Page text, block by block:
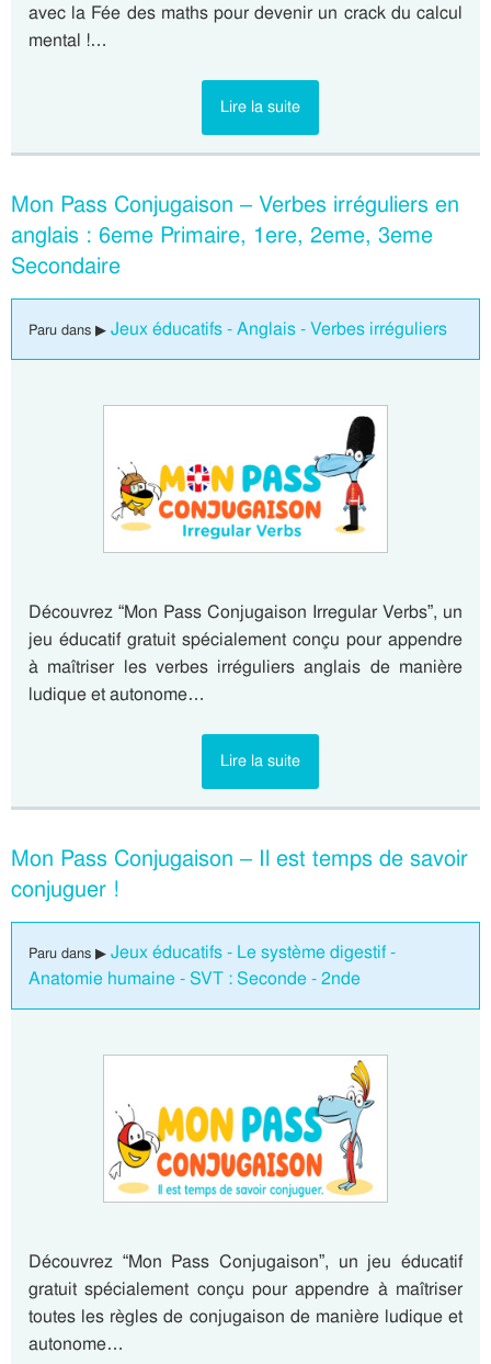
avec la Fée des maths pour devenir un crack du calcul
mental !…
Lire la suite
Mon Pass Conjugaison – Verbes irréguliers en
anglais : 6eme Primaire, 1ere, 2eme, 3eme
Secondaire
Paru dans ▶ Jeux éducatifs - Anglais - Verbes irréguliers
Découvrez “Mon Pass Conjugaison Irregular Verbs”, un
jeu éducatif gratuit spécialement conçu pour appendre
à maîtriser les verbes irréguliers anglais de manière
ludique et autonome…
Lire la suite
Mon Pass Conjugaison – Il est temps de savoir
conjuguer !
Paru dans ▶ Jeux éducatifs - Le système digestif -
Anatomie humaine - SVT : Seconde - 2nde
Découvrez “Mon Pass Conjugaison”, un jeu éducatif
gratuit spécialement conçu pour appendre à maîtriser
toutes les règles de conjugaison de manière ludique et
autonome…